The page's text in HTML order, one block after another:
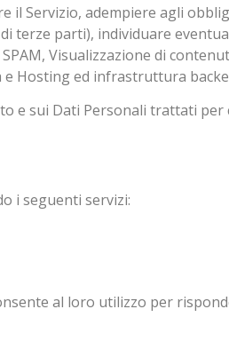
il Servizio, adempiere agli
terze parti), individuare
Visualizzazione di
Hosting ed infrastruttura
sui Dati Personali trattati per
i seguenti servizi:
al loro utilizzo per